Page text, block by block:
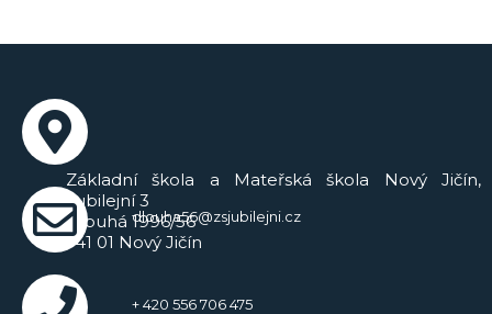
Základní škola a Mateřská škola Nový Jičín,
Jubilejní 3
Dlouhá 1996/56
741 01 Nový Jičín
dlouha56@zsjubilejni.cz
+ 420 556 706 475